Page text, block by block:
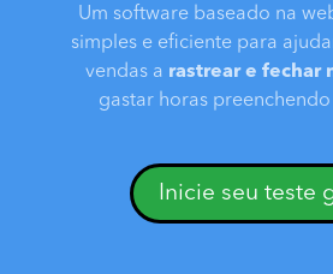
Um software baseado na
simples e eficiente para
vendas a rastrear e fechar
gastar horas
Inicie seu teste